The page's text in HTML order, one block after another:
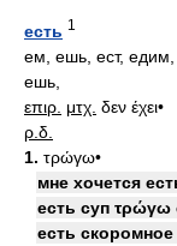
есть 1
ем, ешь, ест, едим,
ешь,
επιρ. μτχ. δεν έχει•
ρ.δ.
1. τρώγω•
мне хочется
есть суп τρώγω
есть